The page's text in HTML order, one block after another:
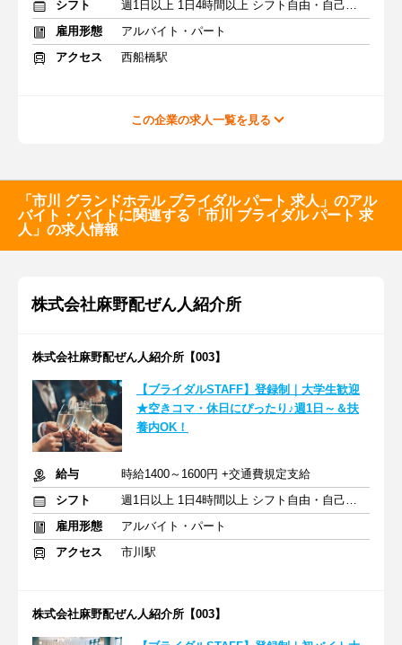
シフト
週1日以上 1日4時間以上 シフト自由・自己申告
雇用形態
アルバイト・パート
アクセス
西船橋駅
この企業の求人一覧を見る
「市川 グランドホテル ブライダル パート 求人」のアル
バイト・バイトに関連する「市川 ブライダル パート 求
人」の求人情報
株式会社麻野配ぜん人紹介所
株式会社麻野配ぜん人紹介所【003】
【ブライダルSTAFF】登録制｜大学生歓迎
★空きコマ・休日にぴったり♪週1日～＆扶
養内OK！
給与
時給1400～1600円 +交通費規定支給
シフト
週1日以上 1日4時間以上 シフト自由・自己申告
雇用形態
アルバイト・パート
アクセス
市川駅
株式会社麻野配ぜん人紹介所【003】